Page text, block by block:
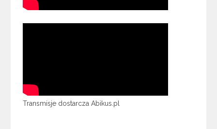
Transmisje dostarcza Abikus.pl